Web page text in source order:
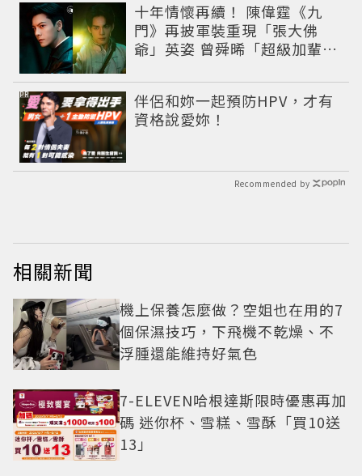
十年情懷再續！ 陳偉霆《九
門》再披軍裝重現「張大佛
爺」英姿 曾舜晞「超級加輩」
伴侶和妳一起預防HPV，才有
資格說愛妳！
PR
Recommended by
相關新聞
機上保養怎麼做？空姐也在用的7
個保濕技巧，下飛機不乾燥、不
浮腫還能維持好氣色
7-ELEVEN哈根達斯限時優惠再加
碼 迷你杯、雪糕、雪酥「買10送
13」